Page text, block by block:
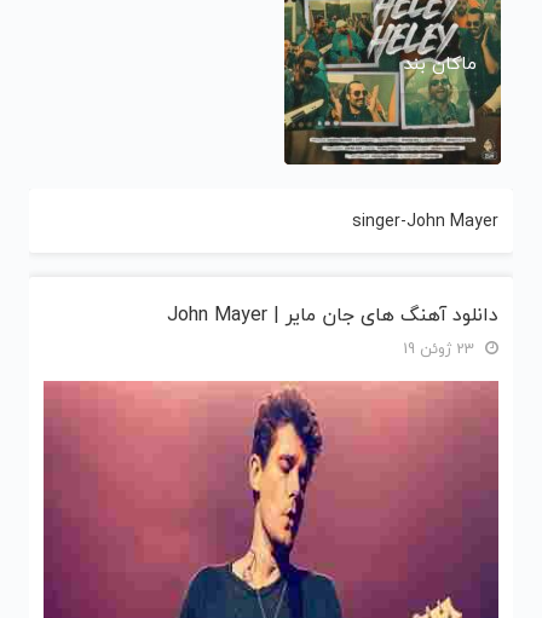
ماکان بند
singer-John Mayer
دانلود آهنگ های جان مایر | John Mayer